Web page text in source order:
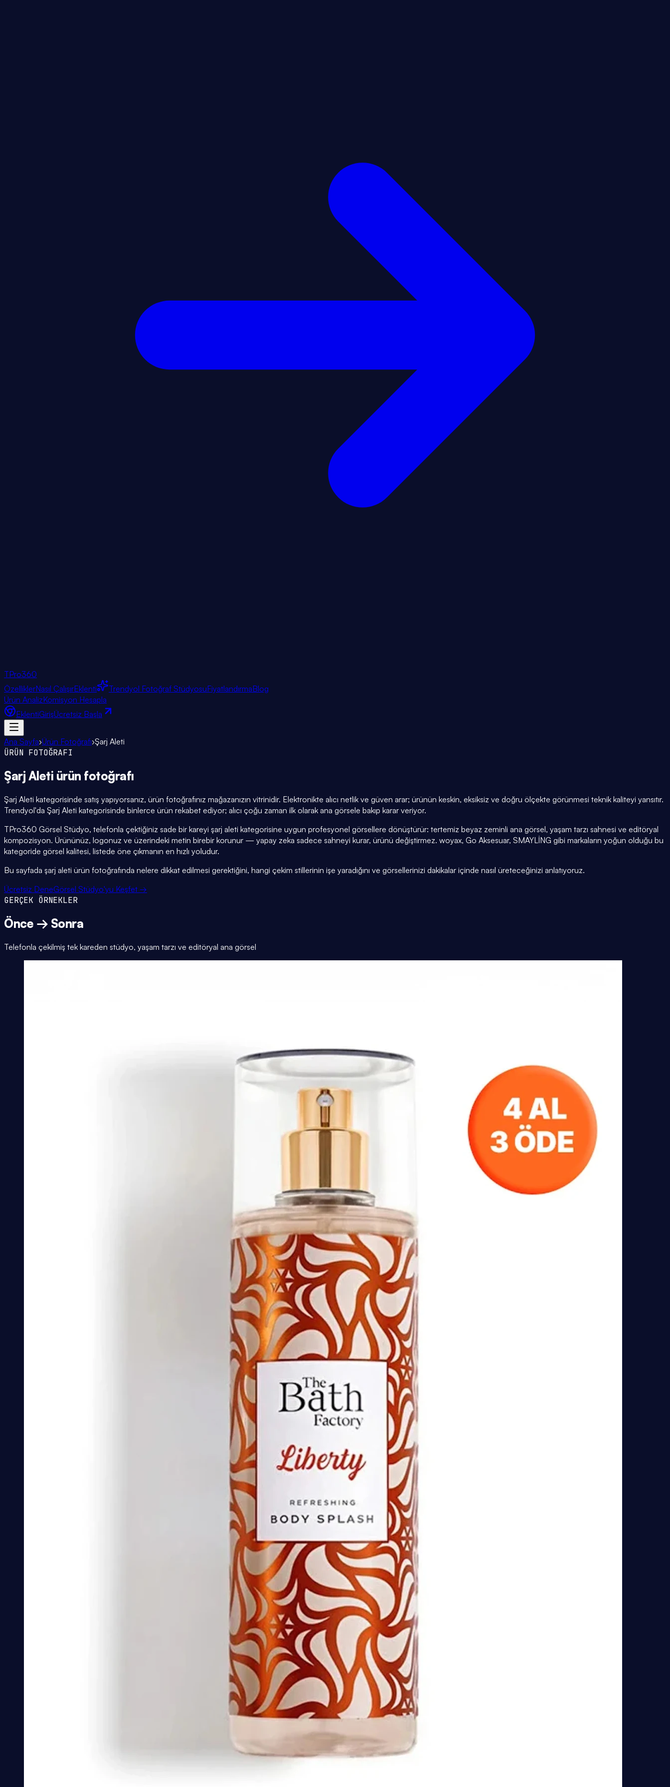
TPro360
ÖzelliklerNasıl ÇalışırEklenti Trendyol Fotoğraf StüdyosuFiyatlandırmaBlog
Ürün AnalizKomisyon Hesapla
EklentiGirişÜcretsiz Başla
Ana Sayfa›Ürün Fotoğrafı›Şarj Aleti
ÜRÜN FOTOĞRAFI
Şarj Aleti ürün fotoğrafı
Şarj Aleti kategorisinde satış yapıyorsanız, ürün fotoğrafınız mağazanızın vitrinidir. Elektronikte alıcı netlik ve güven arar; ürünün keskin, eksiksiz ve doğru ölçekte görünmesi teknik kaliteyi yansıtır.
Trendyol'da Şarj Aleti kategorisinde binlerce ürün rekabet ediyor; alıcı çoğu zaman ilk olarak ana görsele bakıp karar veriyor.
TPro360 Görsel Stüdyo, telefonla çektiğiniz sade bir kareyi şarj aleti kategorisine uygun profesyonel görsellere dönüştürür: tertemiz beyaz zeminli ana görsel, yaşam tarzı sahnesi ve editöryal
kompozisyon. Ürününüz, logonuz ve üzerindeki metin birebir korunur — yapay zeka sadece sahneyi kurar, ürünü değiştirmez. woyax, Go Aksesuar, SMAYLİNG gibi markaların yoğun olduğu bu
kategoride görsel kalitesi, listede öne çıkmanın en hızlı yoludur.
Bu sayfada şarj aleti ürün fotoğrafında nelere dikkat edilmesi gerektiğini, hangi çekim stillerinin işe yaradığını ve görsellerinizi dakikalar içinde nasıl üreteceğinizi anlatıyoruz.
Ücretsiz DeneGörsel Stüdyo'yu Keşfet →
GERÇEK ÖRNEKLER
Önce → Sonra
Telefonla çekilmiş tek kareden stüdyo, yaşam tarzı ve editöryal ana görsel